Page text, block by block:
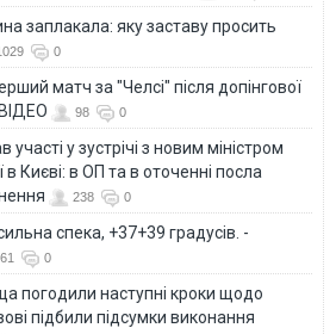
заплакала: яку заставу просить
0
матч за "Челсі" після допінгової
ВІДЕО
98 0
у зустрічі з новим міністром
в Києві: в ОП та в оточенні посла
238 0
спека, +37+39 градусів. -
61 0
погодили наступні кроки щодо
підбили підсумки виконання